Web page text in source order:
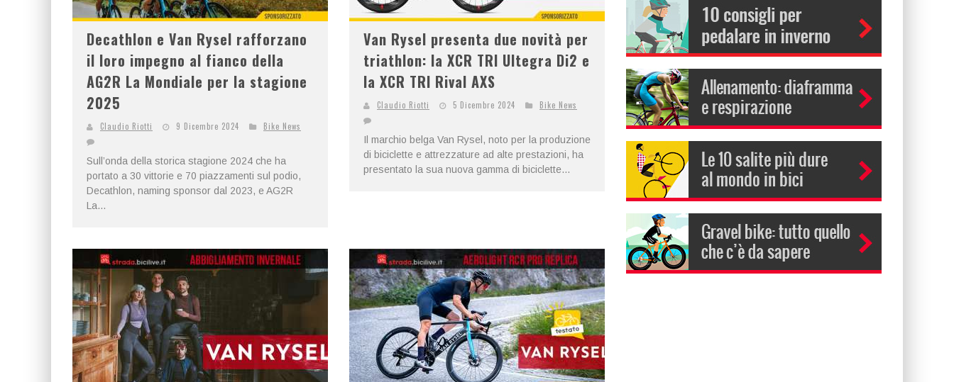
Decathlon e Van Rysel rafforzano
il loro impegno al fianco della
AG2R La Mondiale per la stagione
2025
Claudio Riotti 9 Dicembre 2024 Bike News
Sull’onda della storica stagione 2024 che ha
portato a 30 vittorie e 70 piazzamenti sul podio,
Decathlon, naming sponsor dal 2023, e AG2R
La...
Van Rysel presenta due novità per
triathlon: la XCR TRI Ultegra Di2 e
la XCR TRI Rival AXS
Claudio Riotti 5 Dicembre 2024 Bike News
Il marchio belga Van Rysel, noto per la produzione
di biciclette e attrezzature ad alte prestazioni, ha
presentato la sua nuova gamma di biciclette...